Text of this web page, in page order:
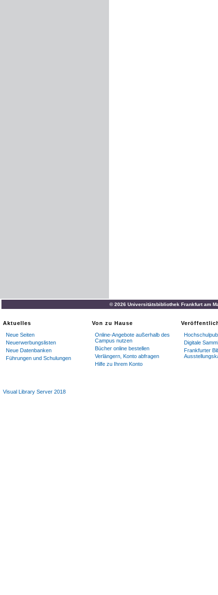
© 2026 Universitätsbibliothek Frankfurt am
Aktuelles
Neue Seiten
Neuerwerbungslisten
Neue Datenbanken
Führungen und Schulungen
Von zu Hause
Online-Angebote außerhalb des
Campus nutzen
Bücher online bestellen
Verlängern, Konto abfragen
Hilfe zu Ihrem Konto
Digitale
Frankfurter
Visual Library Server 2018